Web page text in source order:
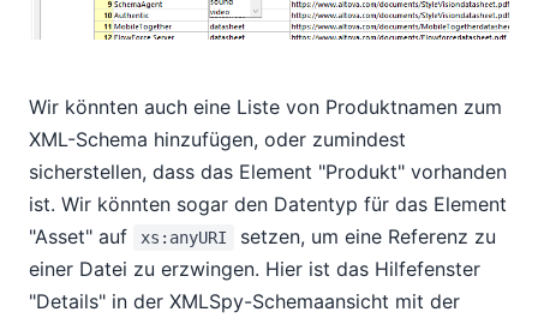
Wir könnten auch eine Liste von Produktnamen zum
XML-Schema hinzufügen, oder zumindest
sicherstellen, dass das Element "Produkt" vorhanden
ist. Wir könnten sogar den Datentyp für das Element
"Asset" auf
xs:anyURI
setzen, um eine Referenz zu
einer Datei zu erzwingen. Hier ist das Hilfefenster
"Details" in der XMLSpy-Schemaansicht mit der